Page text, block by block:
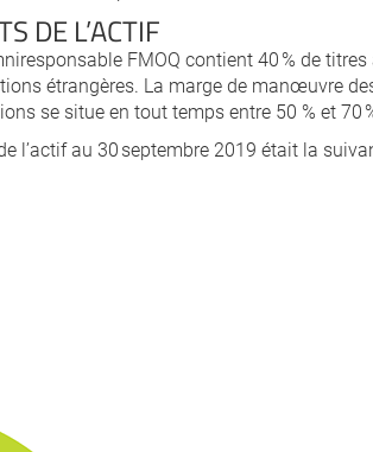
DE L’ACTIF
FMOQ contient 40 % de
étrangères. La marge de manœuvre
se situe en tout temps entre 50 % et 70
l’actif au 30 septembre 2019 était la